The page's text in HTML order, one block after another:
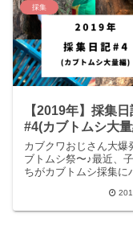
採集
【2019年】採集
#4(カブトムシ大
カブクワおじさん大爆
ブトムシ祭〜♪最近、
ちがカブトムシ採集に
大阪府茨木市のとある
トへ向か